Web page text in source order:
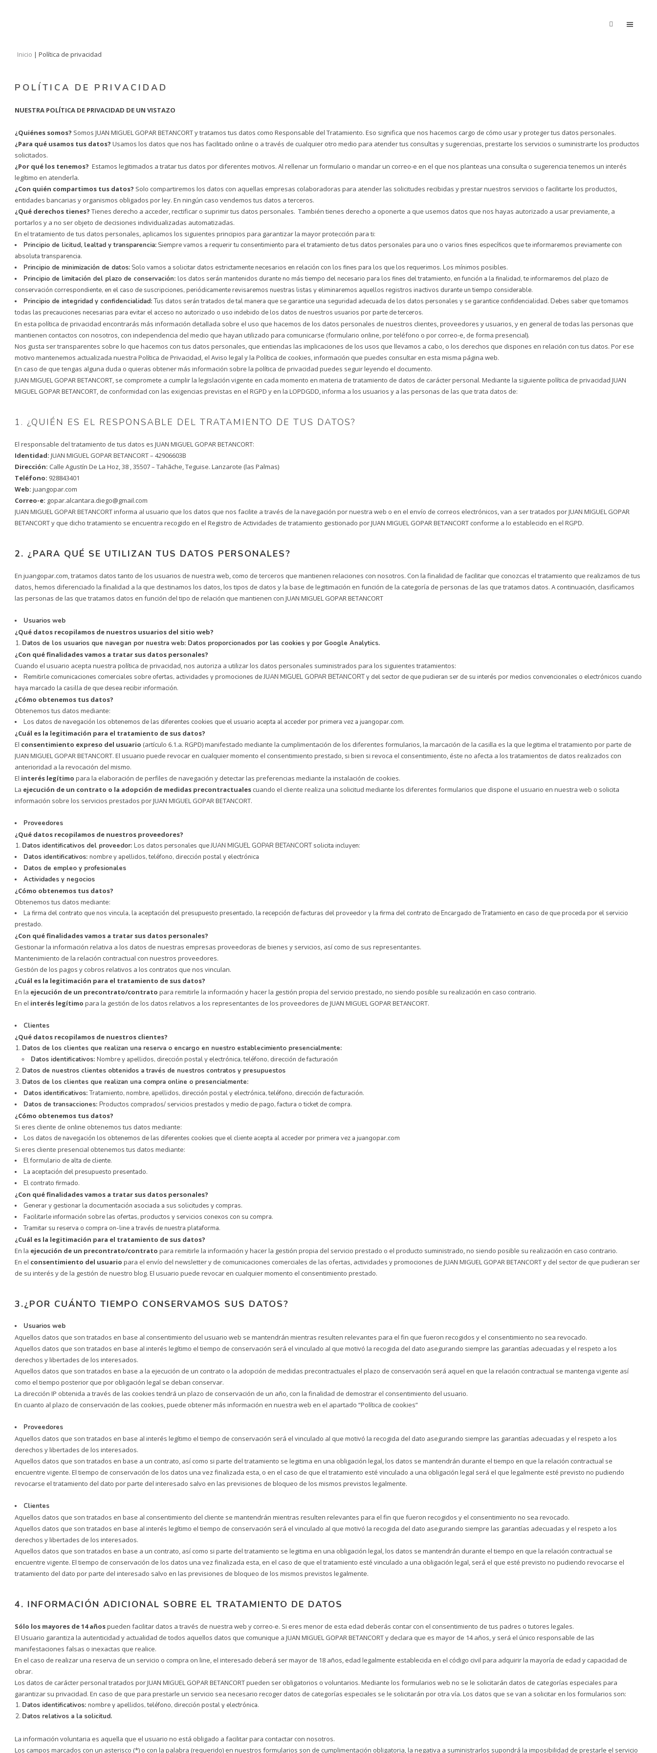
Inicio | Política de privacidad
POLÍTICA DE PRIVACIDAD
NUESTRA POLÍTICA DE PRIVACIDAD DE UN VISTAZO
¿Quiénes somos? Somos JUAN MIGUEL GOPAR BETANCORT y tratamos tus datos como Responsable del Tratamiento. Eso significa que nos hacemos cargo de cómo usar y proteger tus datos personales.
¿Para qué usamos tus datos? Usamos los datos que nos has facilitado online o a través de cualquier otro medio para atender tus consultas y sugerencias, prestarte los servicios o suministrarte los productos
solicitados.
¿Por qué los tenemos? Estamos legitimados a tratar tus datos por diferentes motivos. Al rellenar un formulario o mandar un correo-e en el que nos planteas una consulta o sugerencia tenemos un interés
legítimo en atenderla.
¿Con quién compartimos tus datos? Solo compartiremos los datos con aquellas empresas colaboradoras para atender las solicitudes recibidas y prestar nuestros servicios o facilitarte los productos,
entidades bancarias y organismos obligados por ley. En ningún caso vendemos tus datos a terceros.
¿Qué derechos tienes? Tienes derecho a acceder, rectificar o suprimir tus datos personales. También tienes derecho a oponerte a que usemos datos que nos hayas autorizado a usar previamente, a
portarlos y a no ser objeto de decisiones individualizadas automatizadas.
En el tratamiento de tus datos personales, aplicamos los siguientes principios para garantizar la mayor protección para ti:
Principio de licitud, lealtad y transparencia: Siempre vamos a requerir tu consentimiento para el tratamiento de tus datos personales para uno o varios fines específicos que te informaremos previamente con
absoluta transparencia.
Principio de minimización de datos: Solo vamos a solicitar datos estrictamente necesarios en relación con los fines para los que los requerimos. Los mínimos posibles.
Principio de limitación del plazo de conservación: los datos serán mantenidos durante no más tiempo del necesario para los fines del tratamiento, en función a la finalidad, te informaremos del plazo de
conservación correspondiente, en el caso de suscripciones, periódicamente revisaremos nuestras listas y eliminaremos aquellos registros inactivos durante un tiempo considerable.
Principio de integridad y confidencialidad:Tus datos serán tratados de tal manera que se garantice una seguridad adecuada de los datos personales y se garantice confidencialidad. Debes saber que tomamos
todas las precauciones necesarias para evitar el acceso no autorizado o uso indebido de los datos de nuestros usuarios por parte de terceros.
En esta política de privacidad encontrarás más información detallada sobre el uso que hacemos de los datos personales de nuestros clientes, proveedores y usuarios, y en general de todas las personas que
mantienen contactos con nosotros, con independencia del medio que hayan utilizado para comunicarse (formulario online, por teléfono o por correo-e, de forma presencial).
Nos gusta ser transparentes sobre lo que hacemos con tus datos personales, que entiendas las implicaciones de los usos que llevamos a cabo, o los derechos que dispones en relación con tus datos. Por ese
motivo mantenemos actualizada nuestra Política de Privacidad, el Aviso legal y la Política de cookies, información que puedes consultar en esta misma página web.
En caso de que tengas alguna duda o quieras obtener más información sobre la política de privacidad puedes seguir leyendo el documento.
JUAN MIGUEL GOPAR BETANCORT, se compromete a cumplir la legislación vigente en cada momento en materia de tratamiento de datos de carácter personal. Mediante la siguiente política de privacidad JUAN
MIGUEL GOPAR BETANCORT, de conformidad con las exigencias previstas en el RGPD y en la LOPDGDD, informa a los usuarios y a las personas de las que trata datos de:
1. ¿QUIÉN ES EL RESPONSABLE DEL TRATAMIENTO DE TUS DATOS?
El responsable del tratamiento de tus datos es JUAN MIGUEL GOPAR BETANCORT:
Identidad: JUAN MIGUEL GOPAR BETANCORT – 42906603B
Dirección: Calle Agustín De La Hoz, 38 , 35507 – Tahãche, Teguise. Lanzarote (las Palmas)
Teléfono: 928843401
Web: juangopar.com
Correo-e: gopar.alcantara.diego@gmail.com
JUAN MIGUEL GOPAR BETANCORT informa al usuario que los datos que nos facilite a través de la navegación por nuestra web o en el envío de correos electrónicos, van a ser tratados por JUAN MIGUEL GOPAR
BETANCORT y que dicho tratamiento se encuentra recogido en el Registro de Actividades de tratamiento gestionado por JUAN MIGUEL GOPAR BETANCORT conforme a lo establecido en el RGPD.
2. ¿PARA QUÉ SE UTILIZAN TUS DATOS PERSONALES?
En juangopar.com, tratamos datos tanto de los usuarios de nuestra web, como de terceros que mantienen relaciones con nosotros. Con la finalidad de facilitar que conozcas el tratamiento que realizamos de tus
datos, hemos diferenciado la finalidad a la que destinamos los datos, los tipos de datos y la base de legitimación en función de la categoría de personas de las que tratamos datos. A continuación, clasificamos
las personas de las que tratamos datos en función del tipo de relación que mantienen con JUAN MIGUEL GOPAR BETANCORT
Usuarios web
¿Qué datos recopilamos de nuestros usuarios del sitio web?
Datos de los usuarios que navegan por nuestra web: Datos proporcionados por las cookies y por Google Analytics.
¿Con qué finalidades vamos a tratar sus datos personales?
Cuando el usuario acepta nuestra política de privacidad, nos autoriza a utilizar los datos personales suministrados para los siguientes tratamientos:
Remitirle comunicaciones comerciales sobre ofertas, actividades y promociones de JUAN MIGUEL GOPAR BETANCORT y del sector de que pudieran ser de su interés por medios convencionales o electrónicos cuando
haya marcado la casilla de que desea recibir información.
¿Cómo obtenemos tus datos?
Obtenemos tus datos mediante:
Los datos de navegación los obtenemos de las diferentes cookies que el usuario acepta al acceder por primera vez a juangopar.com.
¿Cuál es la legitimación para el tratamiento de sus datos?
El consentimiento expreso del usuario (artículo 6.1.a. RGPD) manifestado mediante la cumplimentación de los diferentes formularios, la marcación de la casilla es la que legitima el tratamiento por parte de
JUAN MIGUEL GOPAR BETANCORT. El usuario puede revocar en cualquier momento el consentimiento prestado, si bien si revoca el consentimiento, éste no afecta a los tratamientos de datos realizados con
anterioridad a la revocación del mismo.
El interés legítimo para la elaboración de perfiles de navegación y detectar las preferencias mediante la instalación de cookies.
La ejecución de un contrato o la adopción de medidas precontractuales cuando el cliente realiza una solicitud mediante los diferentes formularios que dispone el usuario en nuestra web o solicita
información sobre los servicios prestados por JUAN MIGUEL GOPAR BETANCORT.
Proveedores
¿Qué datos recopilamos de nuestros proveedores?
Datos identificativos del proveedor: Los datos personales que JUAN MIGUEL GOPAR BETANCORT solicita incluyen:
Datos identificativos: nombre y apellidos, teléfono, dirección postal y electrónica
Datos de empleo y profesionales
Actividades y negocios
¿Cómo obtenemos tus datos?
Obtenemos tus datos mediante:
La firma del contrato que nos vincula, la aceptación del presupuesto presentado, la recepción de facturas del proveedor y la firma del contrato de Encargado de Tratamiento en caso de que proceda por el servicio
prestado.
¿Con qué finalidades vamos a tratar sus datos personales?
Gestionar la información relativa a los datos de nuestras empresas proveedoras de bienes y servicios, así como de sus representantes.
Mantenimiento de la relación contractual con nuestros proveedores.
Gestión de los pagos y cobros relativos a los contratos que nos vinculan.
¿Cuál es la legitimación para el tratamiento de sus datos?
En la ejecución de un precontrato/contrato para remitirle la información y hacer la gestión propia del servicio prestado, no siendo posible su realización en caso contrario.
En el interés legítimo para la gestión de los datos relativos a los representantes de los proveedores de JUAN MIGUEL GOPAR BETANCORT.
Clientes
¿Qué datos recopilamos de nuestros clientes?
Datos de los clientes que realizan una reserva o encargo en nuestro establecimiento presencialmente:
Datos identificativos: Nombre y apellidos, dirección postal y electrónica, teléfono, dirección de facturación
Datos de nuestros clientes obtenidos a través de nuestros contratos y presupuestos
Datos de los clientes que realizan una compra online o presencialmente:
Datos identificativos:Tratamiento, nombre, apellidos, dirección postal y electrónica, teléfono, dirección de facturación.
Datos de transacciones: Productos comprados/ servicios prestados y medio de pago, factura o ticket de compra.
¿Cómo obtenemos tus datos?
Si eres cliente de online obtenemos tus datos mediante:
Los datos de navegación los obtenemos de las diferentes cookies que el cliente acepta al acceder por primera vez a juangopar.com
Si eres cliente presencial obtenemos tus datos mediante:
El formulario de alta de cliente.
La aceptación del presupuesto presentado.
El contrato firmado.
¿Con qué finalidades vamos a tratar sus datos personales?
Generar y gestionar la documentación asociada a sus solicitudes y compras.
Facilitarle información sobre las ofertas, productos y servicios conexos con su compra.
Tramitar su reserva o compra on-line a través de nuestra plataforma.
¿Cuál es la legitimación para el tratamiento de sus datos?
En la ejecución de un precontrato/contrato para remitirle la información y hacer la gestión propia del servicio prestado o el producto suministrado, no siendo posible su realización en caso contrario.
En el consentimiento del usuario para el envío del newsletter y de comunicaciones comerciales de las ofertas, actividades y promociones de JUAN MIGUEL GOPAR BETANCORT y del sector de que pudieran ser
de su interés y de la gestión de nuestro blog. El usuario puede revocar en cualquier momento el consentimiento prestado.
3.¿POR CUÁNTO TIEMPO CONSERVAMOS SUS DATOS?
Usuarios web
Aquellos datos que son tratados en base al consentimiento del usuario web se mantendrán mientras resulten relevantes para el fin que fueron recogidos y el consentimiento no sea revocado.
Aquellos datos que son tratados en base al interés legítimo el tiempo de conservación será el vinculado al que motivó la recogida del dato asegurando siempre las garantías adecuadas y el respeto a los
derechos y libertades de los interesados.
Aquellos datos que son tratados en base a la ejecución de un contrato o la adopción de medidas precontractuales el plazo de conservación será aquel en que la relación contractual se mantenga vigente así
como el tiempo posterior que por obligación legal se deban conservar.
La dirección IP obtenida a través de las cookies tendrá un plazo de conservación de un año, con la finalidad de demostrar el consentimiento del usuario.
En cuanto al plazo de conservación de las cookies, puede obtener más información en nuestra web en el apartado “Política de cookies”
Proveedores
Aquellos datos que son tratados en base al interés legítimo el tiempo de conservación será el vinculado al que motivó la recogida del dato asegurando siempre las garantías adecuadas y el respeto a los
derechos y libertades de los interesados.
Aquellos datos que son tratados en base a un contrato, así como si parte del tratamiento se legitima en una obligación legal, los datos se mantendrán durante el tiempo en que la relación contractual se
encuentre vigente. El tiempo de conservación de los datos una vez finalizada esta, o en el caso de que el tratamiento esté vinculado a una obligación legal será el que legalmente esté previsto no pudiendo
revocarse el tratamiento del dato por parte del interesado salvo en las previsiones de bloqueo de los mismos previstos legalmente.
Clientes
Aquellos datos que son tratados en base al consentimiento del cliente se mantendrán mientras resulten relevantes para el fin que fueron recogidos y el consentimiento no sea revocado.
Aquellos datos que son tratados en base al interés legítimo el tiempo de conservación será el vinculado al que motivó la recogida del dato asegurando siempre las garantías adecuadas y el respeto a los
derechos y libertades de los interesados.
Aquellos datos que son tratados en base a un contrato, así como si parte del tratamiento se legitima en una obligación legal, los datos se mantendrán durante el tiempo en que la relación contractual se
encuentre vigente. El tiempo de conservación de los datos una vez finalizada esta, en el caso de que el tratamiento esté vinculado a una obligación legal, será el que esté previsto no pudiendo revocarse el
tratamiento del dato por parte del interesado salvo en las previsiones de bloqueo de los mismos previstos legalmente.
4. INFORMACIÓN ADICIONAL SOBRE EL TRATAMIENTO DE DATOS
Sólo los mayores de 14 añospueden facilitar datos a través de nuestra web y correo-e. Si eres menor de esta edad deberás contar con el consentimiento de tus padres o tutores legales.
El Usuario garantiza la autenticidad y actualidad de todos aquellos datos que comunique a JUAN MIGUEL GOPAR BETANCORT y declara que es mayor de 14 años, y será el único responsable de las
manifestaciones falsas o inexactas que realice.
En el caso de realizar una reserva de un servicio o compra on line, el interesado deberá ser mayor de 18 años, edad legalmente establecida en el código civil para adquirir la mayoría de edad y capacidad de
obrar.
Los datos de carácter personal tratados por JUAN MIGUEL GOPAR BETANCORT pueden ser obligatorios o voluntarios. Mediante los formularios web no se le solicitarán datos de categorías especiales para
garantizar su privacidad. En caso de que para prestarle un servicio sea necesario recoger datos de categorías especiales se le solicitarán por otra vía. Los datos que se van a solicitar en los formularios son:
Datos identificativos: nombre y apellidos, teléfono, dirección postal y electrónica.
Datos relativos a la solicitud.
La información voluntaria es aquella que el usuario no está obligado a facilitar para contactar con nosotros.
Los campos marcados con un asterisco (*) o con la palabra (requerido) en nuestros formularios son de cumplimentación obligatoria, la negativa a suministrarlos supondrá la imposibilidad de prestarle el servicio